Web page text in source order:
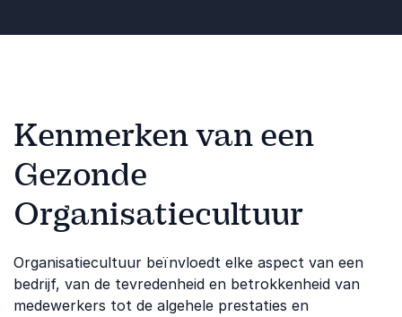
Kenmerken van een
Gezonde
Organisatiecultuur
Organisatiecultuur beïnvloedt elke aspect van een
bedrijf, van de tevredenheid en betrokkenheid van
medewerkers tot de algehele prestaties en